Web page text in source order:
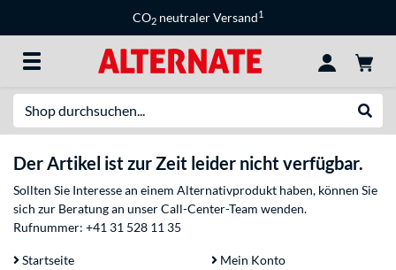
CO2 neutraler Versand1
Der Artikel ist zur Zeit leider nicht verfügbar.
Sollten Sie Interesse an einem Alternativprodukt haben, können Sie
sich zur Beratung an unser Call-Center-Team wenden.
Rufnummer: +41 31 528 11 35
Startseite Mein Konto